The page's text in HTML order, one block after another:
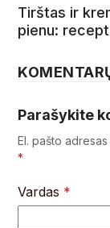
Tirštas ir
pienu:
Parašykite
El. pašto
*
Vardas *